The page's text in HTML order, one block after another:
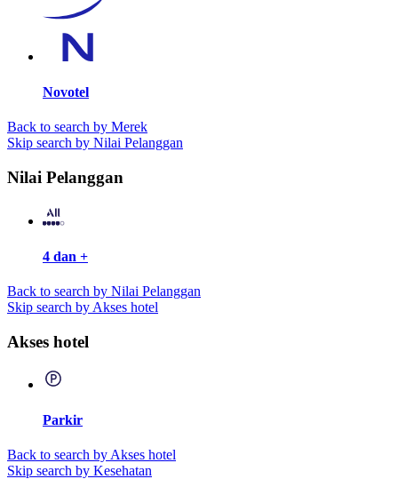
Novotel
Back to search by Merek
Skip search by Nilai Pelanggan
Nilai Pelanggan
4 dan +
Back to search by Nilai Pelanggan
Skip search by Akses hotel
Akses hotel
Parkir
Back to search by Akses hotel
Skip search by Kesehatan